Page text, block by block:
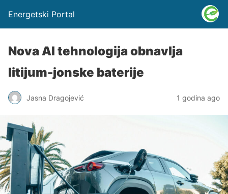
Energetski Portal
Nova AI tehnologija obnavlja
litijum-jonske baterije
Jasna Dragojević 1 godina ago